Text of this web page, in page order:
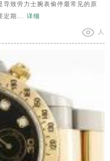
致劳力士腕表偷停最常见的原
定期... 详细
人